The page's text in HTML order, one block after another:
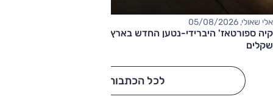
אלי שאולי, 05/08/2026
שקלים
לכל הכתבות